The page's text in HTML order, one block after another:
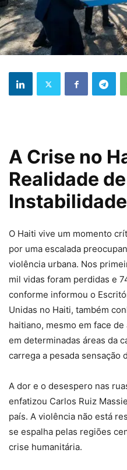
A Crise no
Realidade
O Haiti vive um momento
por uma escalada
violência urbana. Nos
mil vidas foram perdidas e
conforme informou o
Unidas no Haiti, também
haitiano, mesmo em face
em determinadas áreas da
carrega a pesada sensação
A dor e o desespero nas
enfatizou Carlos Ruiz
país. A violência não está
se espalha pelas regiões
crise humanitária.